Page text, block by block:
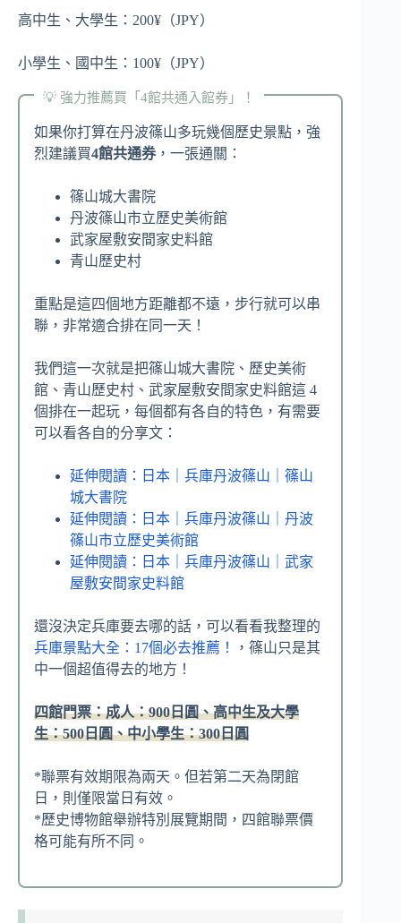
高中生、大學生：200¥（JPY）
小學生、國中生：100¥（JPY）
💡 強力推薦買「4館共通入館券」！
如果你打算在丹波篠山多玩幾個歷史景點，強
烈建議買4館共通券，一張通關：
篠山城大書院
丹波篠山市立歷史美術館
武家屋敷安間家史料館
青山歷史村
重點是這四個地方距離都不遠，步行就可以串
聯，非常適合排在同一天！
我們這一次就是把篠山城大書院、歷史美術
館、青山歷史村、武家屋敷安間家史料館這 4
個排在一起玩，每個都有各自的特色，有需要
可以看各自的分享文：
延伸閱讀：日本｜兵庫丹波篠山｜篠山
城大書院
延伸閱讀：日本｜兵庫丹波篠山｜丹波
篠山市立歷史美術館
延伸閱讀：日本｜兵庫丹波篠山｜武家
屋敷安間家史料館
還沒決定兵庫要去哪的話，可以看看我整理的
兵庫景點大全：17個必去推薦！
，篠山只是其
中一個超值得去的地方！
四館門票：成人：900日圓、高中生及大學
生：500日圓、中小學生：300日圓
*聯票有效期限為兩天。但若第二天為閉館
日，則僅限當日有效。
*歷史博物館舉辦特別展覽期間，四館聯票價
格可能有所不同。